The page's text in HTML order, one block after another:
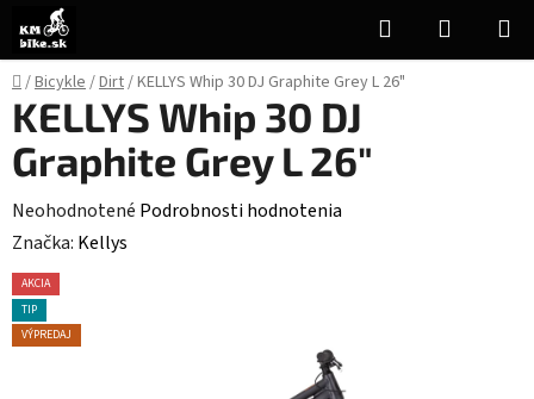
obsah
Hľadať
KOŠÍK
Domov
/Bicykle/Dirt/KELLYS Whip 30 DJ Graphite Grey L 26"
KELLYS Whip 30 DJ
Graphite Grey L 26"
Priemerné
hodnotenie
produktu
je
0,0
Neohodnotené Podrobnosti hodnotenia
Značka: Kellys
AKCIA
TIP
VÝPREDAJ